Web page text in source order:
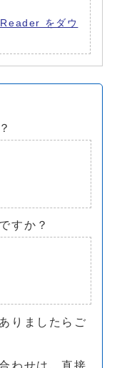
をダウ
すか？
りましたらご
わせは、直接